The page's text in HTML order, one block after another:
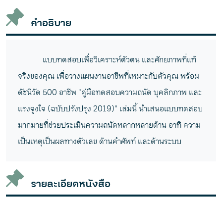
คำอธิบาย
แบบทดสอบเพื่อวิเคราะห์ตัวตน และศักยภาพที่แท้
จริงของคุณ เพื่อวางแผนงานอาชีพที่เหมาะกับตัวคุณ พร้อม
ดัชนีวัด 500 อาชีพ "คู่มือทดสอบความถนัด บุคลิกภาพ และ
แรงจูงใจ (ฉบับปรังปรุง 2019)" เล่มนี้ นำเสนอแบบทดสอบ
มากมายที่ช่วยประเมินความถนัดหลากหลายด้าน อาทิ ความ
เป็นเหตุเป็นผลทางตัวเลข ด้านคำศัพท์ และด้านระบบ
รายละเอียดหนังสือ